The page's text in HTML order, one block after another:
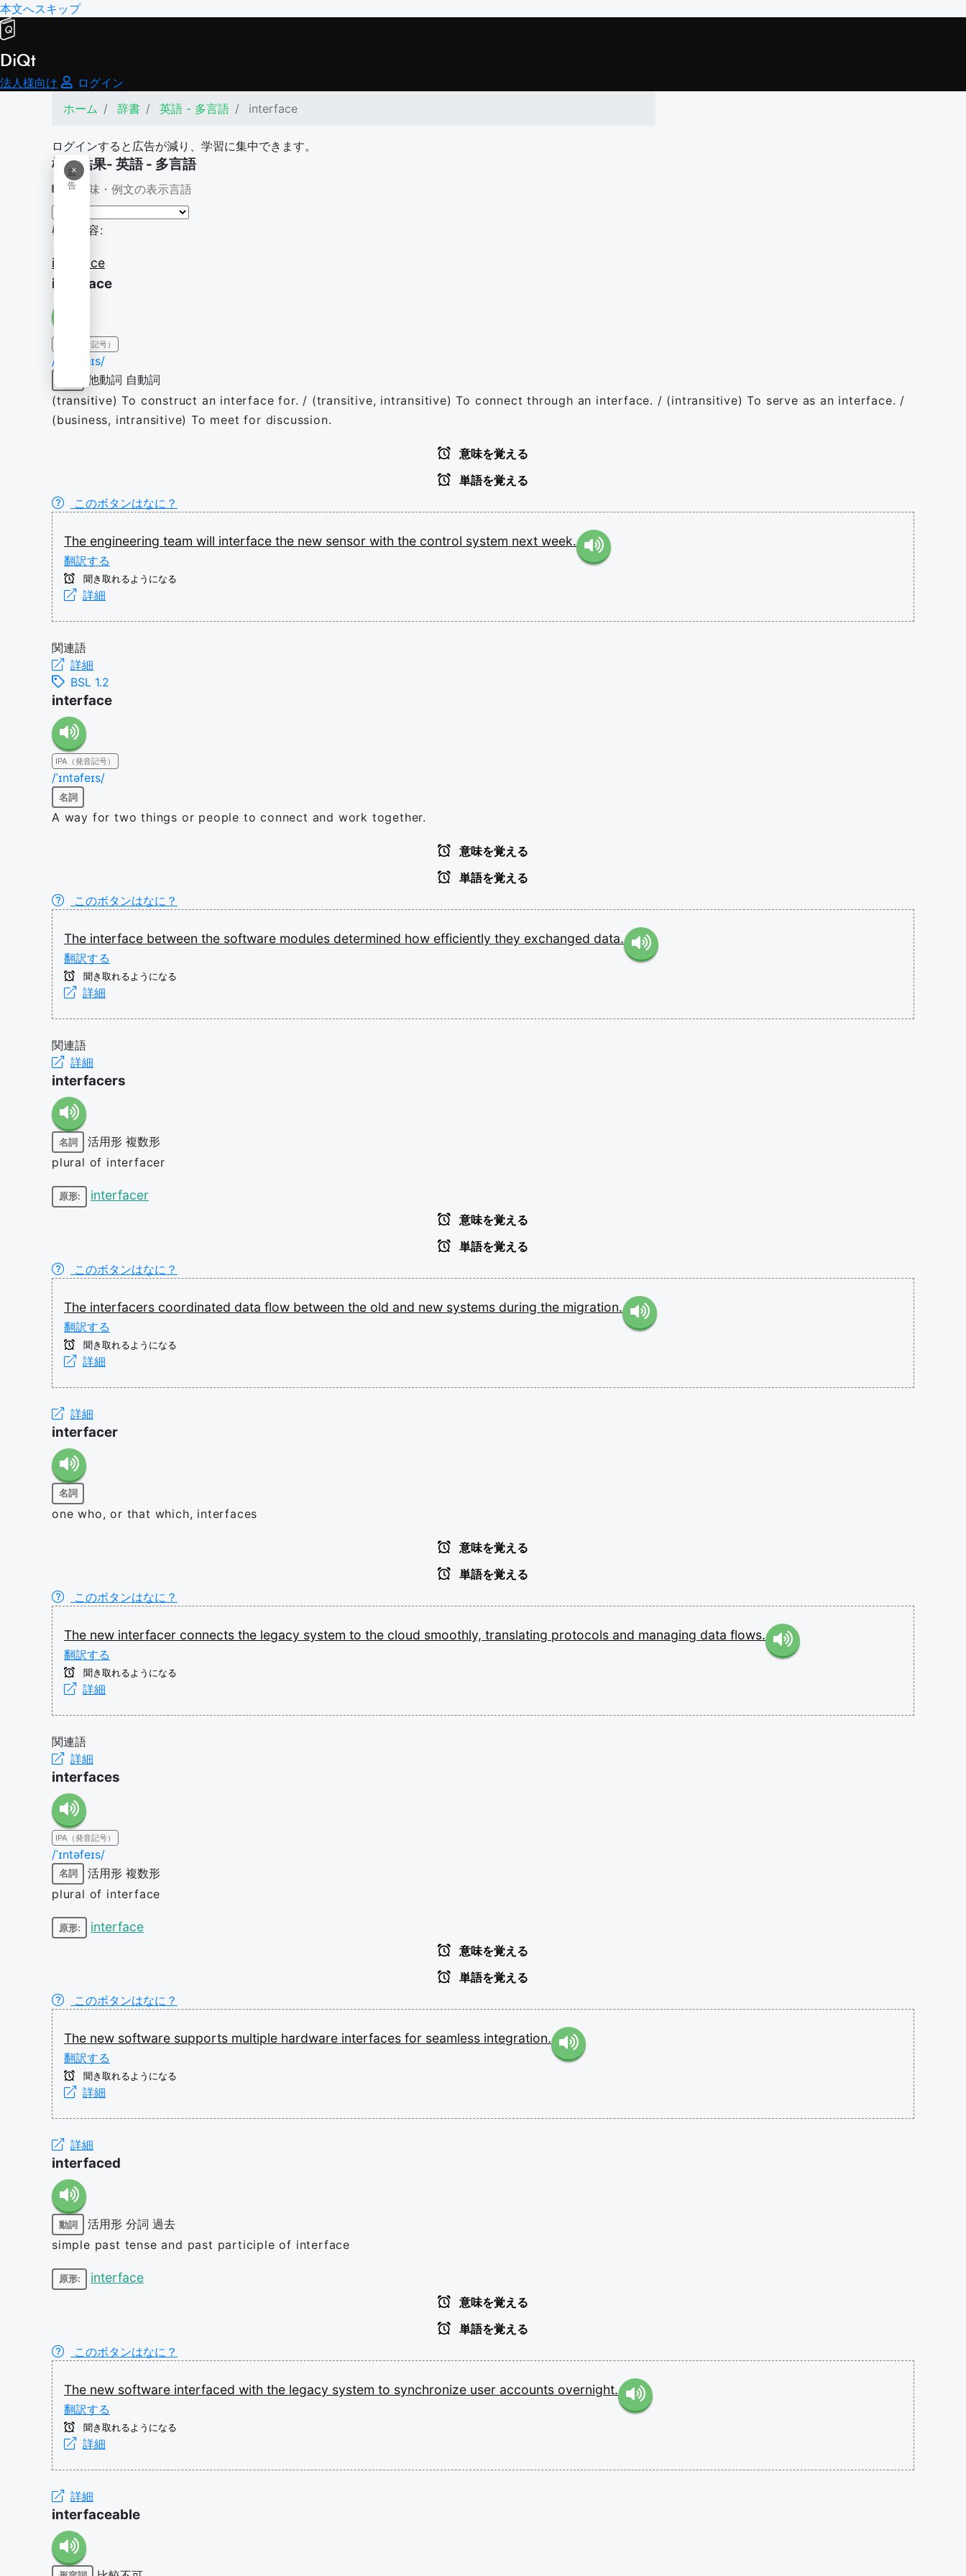
本文へスキップ
DiQt
法人様向け
ログイン
ホーム
辞書 英語 - 多言語 interface
ログインすると広告が減り、学習に集中できます。
×
広
告
検索結果- 英語 - 多言語
意味・例文の表示言語
検索内容:
interface
interface
IPA（発音記号）
/ˈɪntəfeɪs/
他動詞 自動詞
(transitive) To construct an interface for. / (transitive, intransitive) To connect through an interface. / (intransitive) To serve as an interface. /
(business, intransitive) To meet for discussion.
意味を覚える
単語を覚える
このボタンはなに？
The engineering team will interface the new sensor with the control system next week.
翻訳する
聞き取れるようになる
詳細
関連語
詳細
BSL 1.2
interface
IPA（発音記号）
/ˈɪntəfeɪs/
名詞
A way for two things or people to connect and work together.
意味を覚える
単語を覚える
このボタンはなに？
The interface between the software modules determined how efficiently they exchanged data.
翻訳する
聞き取れるようになる
詳細
関連語
詳細
interfacers
名詞 活用形 複数形
plural of interfacer
原形: interfacer
意味を覚える
単語を覚える
このボタンはなに？
The interfacers coordinated data flow between the old and new systems during the migration.
翻訳する
聞き取れるようになる
詳細
詳細
interfacer
名詞
one who, or that which, interfaces
意味を覚える
単語を覚える
このボタンはなに？
The new interfacer connects the legacy system to the cloud smoothly, translating protocols and managing data flows.
翻訳する
聞き取れるようになる
詳細
関連語
詳細
interfaces
IPA（発音記号）
/ˈɪntəfeɪs/
名詞 活用形 複数形
plural of interface
原形: interface
意味を覚える
単語を覚える
このボタンはなに？
The new software supports multiple hardware interfaces for seamless integration.
翻訳する
聞き取れるようになる
詳細
詳細
interfaced
動詞 活用形 分詞 過去
simple past tense and past participle of interface
原形: interface
意味を覚える
単語を覚える
このボタンはなに？
The new software interfaced with the legacy system to synchronize user accounts overnight.
翻訳する
聞き取れるようになる
詳細
詳細
interfaceable